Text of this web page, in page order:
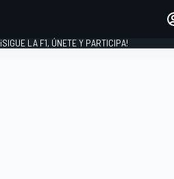
¡SIGUE LA F1, ÚNETE Y PARTICIPA!